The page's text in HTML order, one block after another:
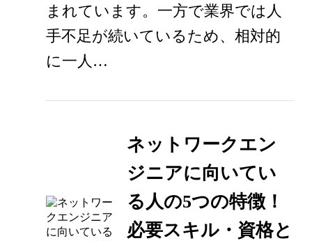
まれています。一方で業界では人
手不足が続いているため、相対的
に一人…
ネットワークエン
ジニアに向いてい
る人の5つの特徴！
必要スキル・資格と